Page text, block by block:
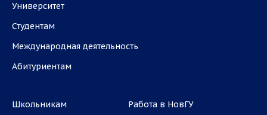
Университет
Студентам
Международная деятельность
Абитуриентам
Школьникам
Работа в НовГУ